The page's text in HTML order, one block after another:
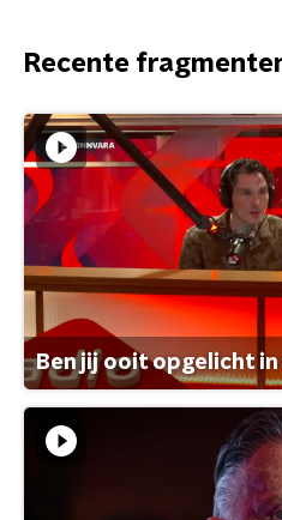
Recente
Ben jij ooit opgelicht